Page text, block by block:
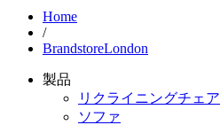
Home
/
BrandstoreLondon
製品
リクライニングチェア
ソファ